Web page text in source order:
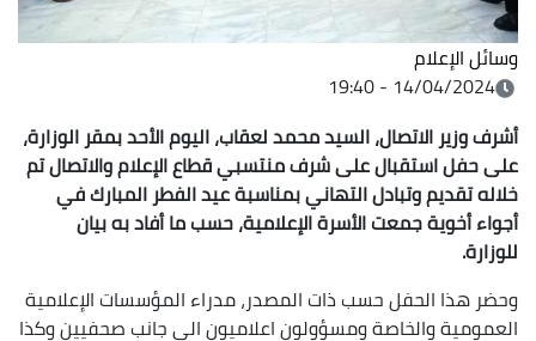
وسائل الإعلام
14/04/2024 - 19:40
أشرف وزير الاتصال، السيد محمد لعقاب، اليوم الأحد بمقر الوزارة،
على حفل استقبال على شرف منتسبي قطاع الإعلام والاتصال تم
خلاله تقديم وتبادل التهاني بمناسبة عيد الفطر المبارك في
أجواء أخوية جمعت الأسرة الإعلامية، حسب ما أفاد به بيان
للوزارة.
وحضر هذا الحفل حسب ذات المصدر، مدراء المؤسسات الإعلامية
العمومية والخاصة ومسؤولون اعلاميون الى جانب صحفيين وكذا